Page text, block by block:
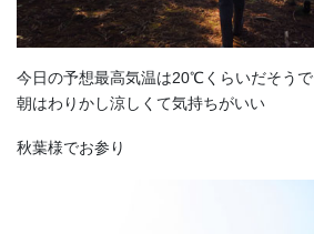
今日の予想最高気温は20℃くらいだそうで
朝はわりかし涼しくて気持ちがいい
秋葉様でお参り